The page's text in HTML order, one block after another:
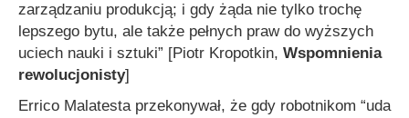
zarządzaniu produkcją; i gdy żąda nie tylko trochę
lepszego bytu, ale także pełnych praw do wyższych
uciech nauki i sztuki” [Piotr Kropotkin, Wspomnienia
rewolucjonisty]
Errico Malatesta przekonywał, że gdy robotnikom “uda